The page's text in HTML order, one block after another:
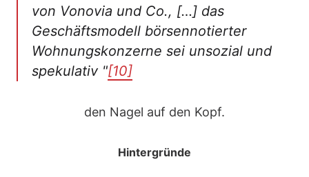
von Vonovia und Co., […] das
Geschäftsmodell börsennotierter
Wohnungskonzerne sei unsozial und
spekulativ "[10]
den Nagel auf den Kopf.
Hintergründe